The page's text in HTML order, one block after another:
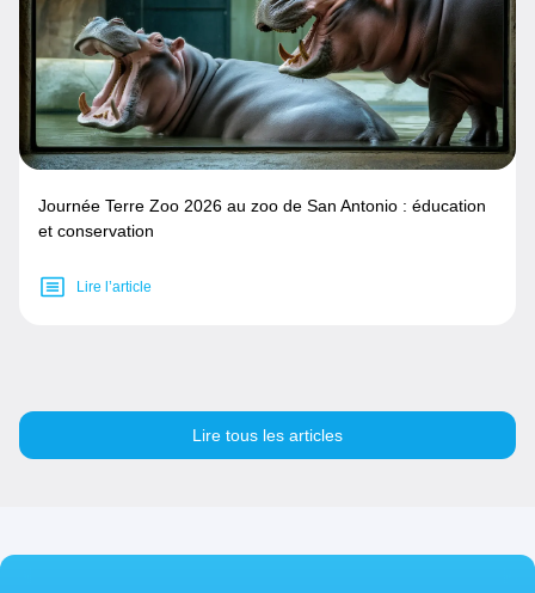
Journée Terre Zoo 2026 au zoo de San Antonio : éducation
et conservation
Lire l’article
Lire tous les articles